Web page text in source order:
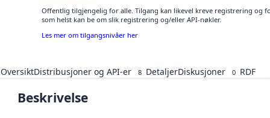
Offentlig tilgjengelig for alle. Tilgang kan likevel kreve registrering og
som helst kan be om slik registrering og/eller API-nøkler.
Les mer om tilgangsnivåer her
OversiktDistribusjoner og API-er 8 DetaljerDiskusjoner 0 RDF
Beskrivelse